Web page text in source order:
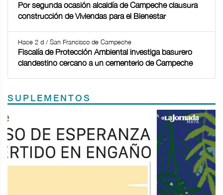
Por segunda ocasión alcaldía de Campeche clausura
construcción de Viviendas para el Bienestar
Hace 2 d / San Francisco de Campeche
Fiscalía de Protección Ambiental investiga basurero
clandestino cercano a un cementerio de Campeche
SUPLEMENTOS